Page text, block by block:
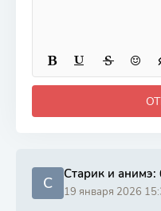
С Старик и анимэ:
19 января 2026